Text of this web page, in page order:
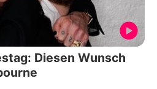
Diesen Wunsch